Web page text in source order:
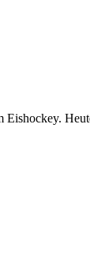
Eishockey.